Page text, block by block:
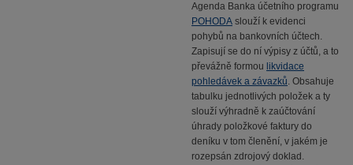
Agenda Banka účetního programu
POHODA slouží k evidenci
pohybů na bankovních účtech.
Zapisují se do ní výpisy z účtů, a to
převážně formou likvidace
pohledávek a závazků. Obsahuje
tabulku jednotlivých položek a ty
slouží výhradně k zaúčtování
úhrady položkové faktury do
deníku v tom členění, v jakém je
rozepsán zdrojový doklad.